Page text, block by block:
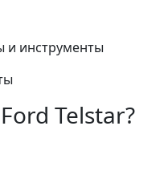
и инструменты
Telstar?